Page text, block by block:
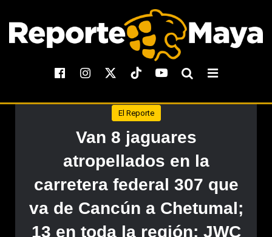
El Reporte
Van 8 jaguares
atropellados en la
carretera federal 307 que
va de Cancún a Chetumal;
13 en toda la región: JWC